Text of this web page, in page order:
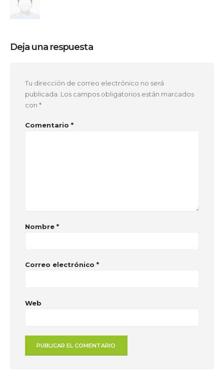
Deja una respuesta
Tu dirección de correo electrónico no será
publicada. Los campos obligatorios están marcados
con *
Comentario *
Nombre *
Correo electrónico *
Web